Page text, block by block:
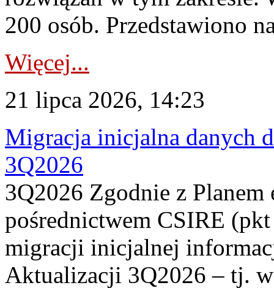
200 osób. Przedstawiono
Więcej...
21 lipca 2026, 14:23
Migracja inicjalna danych
3Q2026
3Q2026 Zgodnie z
pośrednictwem CSIRE
migracji inicjalnej
Aktualizacji 3Q2026 – tj.